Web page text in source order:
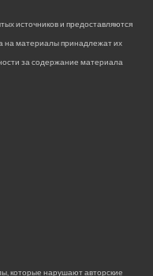
источников и предоставляются
на материалы принадлежат их
за содержание материала
которые нарушают авторские